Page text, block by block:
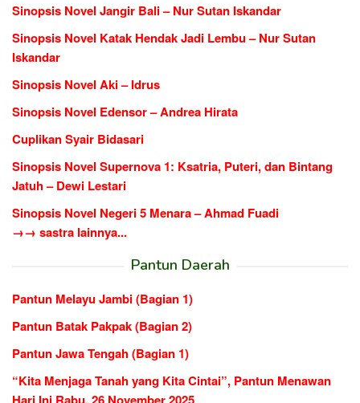
Sinopsis Novel Jangir Bali – Nur Sutan Iskandar
Sinopsis Novel Katak Hendak Jadi Lembu – Nur Sutan
Iskandar
Sinopsis Novel Aki – Idrus
Sinopsis Novel Edensor – Andrea Hirata
Cuplikan Syair Bidasari
Sinopsis Novel Supernova 1: Ksatria, Puteri, dan Bintang
Jatuh – Dewi Lestari
Sinopsis Novel Negeri 5 Menara – Ahmad Fuadi
→→ sastra lainnya...
Pantun Daerah
Pantun Melayu Jambi (Bagian 1)
Pantun Batak Pakpak (Bagian 2)
Pantun Jawa Tengah (Bagian 1)
“Kita Menjaga Tanah yang Kita Cintai”, Pantun Menawan